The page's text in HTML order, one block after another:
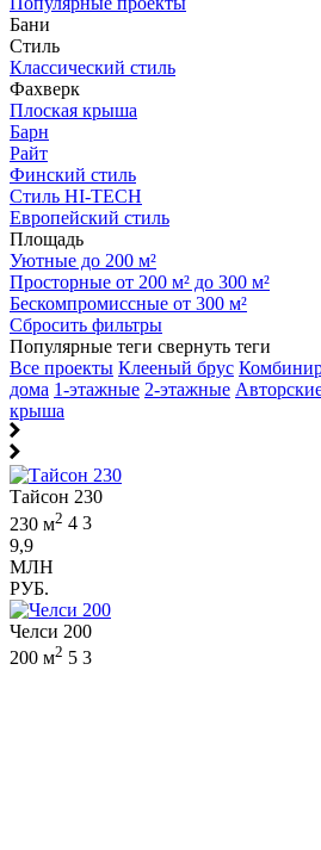
Бани
Стиль
Классический стиль
Фахверк
Плоская крыша
Барн
Райт
Финский стиль
Стиль HI-TECH
Европейский стиль
Площадь
Уютные до 200 м²
Просторные от 200 м² до 300 м²
Бескомпромиссные от 300 м²
Сбросить фильтры
Популярные теги свернуть теги
Все проекты Клееный брус
дома 1-этажные 2-этажные
крыша
Тайсон 230
230 м2 4 3
9,9
МЛН
РУБ.
Челси 200
200 м2 5 3